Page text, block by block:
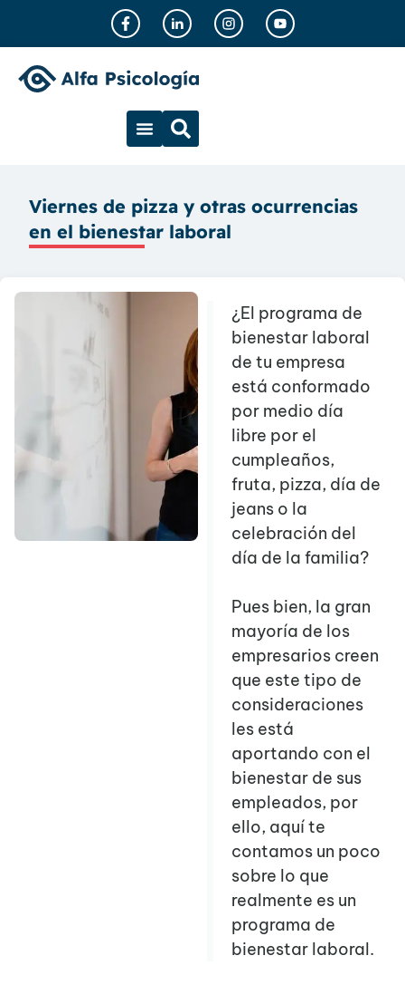
Viernes de pizza y otras ocurrencias
en el bienestar laboral
¿El programa de
bienestar laboral
de tu empresa
está conformado
por medio día
libre por el
cumpleaños,
fruta, pizza, día de
jeans o la
celebración del
día de la familia?
Pues bien, la gran
mayoría de los
empresarios creen
que este tipo de
consideraciones
les está
aportando con el
bienestar de sus
empleados, por
ello, aquí te
contamos un poco
sobre lo que
realmente es un
programa de
bienestar laboral.